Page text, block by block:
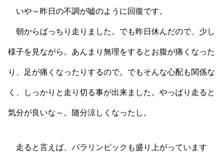
いや～昨日の不調が嘘のように回復です。
朝からばっちり走りました。でも昨日休んだので、少し
様子を見ながら。あんまり無理をするとお腹が痛くなった
り、足が痛くなったりするので。でもそんな心配も関係な
く、しっかりと走り切る事が出来ました。やっぱり走ると
気分が良いな～。随分涼しくなったし。
走ると言えば、パラリンピックも盛り上がっています